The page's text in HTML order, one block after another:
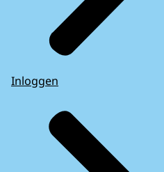
Inloggen